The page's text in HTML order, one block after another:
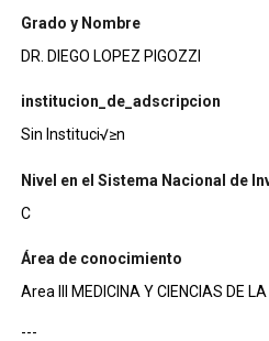
Grado y Nombre
DR. DIEGO LOPEZ PIGOZZI
institucion_de_adscripcion
Sin Instituci√≥n
Nivel en el Sistema Nacional de
C
Área de conocimiento
Area III MEDICINA Y CIENCIAS DE
---